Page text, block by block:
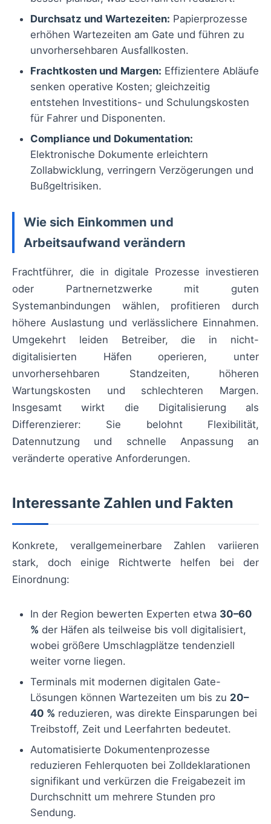
Durchsatz und Wartezeiten: Papierprozesse
erhöhen Wartezeiten am Gate und führen zu
unvorhersehbaren Ausfallkosten.
Frachtkosten und Margen: Effizientere Abläufe
senken operative Kosten; gleichzeitig
entstehen Investitions- und Schulungskosten
für Fahrer und Disponenten.
Compliance und Dokumentation:
Elektronische Dokumente erleichtern
Zollabwicklung, verringern Verzögerungen und
Bußgeltrisiken.
Wie sich Einkommen und
Arbeitsaufwand verändern
Frachtführer, die in digitale Prozesse investieren
oder Partnernetzwerke mit guten
Systemanbindungen wählen, profitieren durch
höhere Auslastung und verlässlichere Einnahmen.
Umgekehrt leiden Betreiber, die in nicht-
digitalisierten Häfen operieren, unter
unvorhersehbaren Standzeiten, höheren
Wartungskosten und schlechteren Margen.
Insgesamt wirkt die Digitalisierung als
Differenzierer: Sie belohnt Flexibilität,
Datennutzung und schnelle Anpassung an
veränderte operative Anforderungen.
Interessante Zahlen und Fakten
Konkrete, verallgemeinerbare Zahlen variieren
stark, doch einige Richtwerte helfen bei der
Einordnung:
In der Region bewerten Experten etwa 30–60
% der Häfen als teilweise bis voll digitalisiert,
wobei größere Umschlagplätze tendenziell
weiter vorne liegen.
Terminals mit modernen digitalen Gate-
Lösungen können Wartezeiten um bis zu 20–
40 % reduzieren, was direkte Einsparungen bei
Treibstoff, Zeit und Leerfahrten bedeutet.
Automatisierte Dokumentenprozesse
reduzieren Fehlerquoten bei Zolldeklarationen
signifikant und verkürzen die Freigabezeit im
Durchschnitt um mehrere Stunden pro
Sendung.